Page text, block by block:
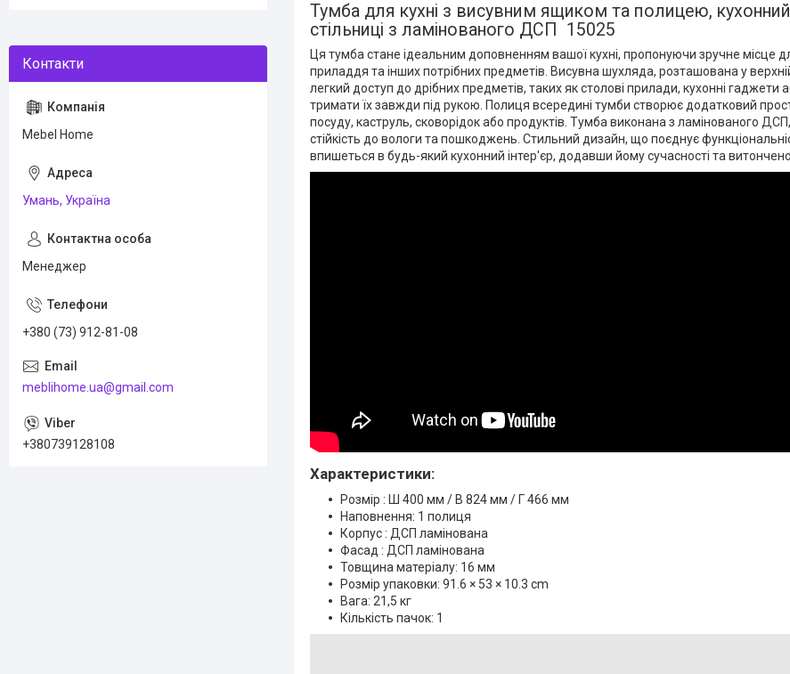
Тумба для кухні з висувним ящиком та полицею,
стільниці з ламінованого ДСП 15025
Ця тумба стане ідеальним доповненням вашої кухні, пропонуючи зручне місце
приладдя та інших потрібних предметів. Висувна шухляда, розташована у
легкий доступ до дрібних предметів, таких як столові прилади, кухонні
тримати їх завжди під рукою. Полиця всередині тумби створює додатковий
посуду, каструль, сковорідок або продуктів. Тумба виконана з ламінованого ДСП,
стійкість до вологи та пошкоджень. Стильний дизайн, що поєднує
впишеться в будь-який кухонний інтер'єр, додавши йому сучасності та
Характеристики:
Розмір : Ш 400 мм / В 824 мм / Г 466 мм
Наповнення: 1 полиця
Корпус : ДСП ламінована
Фасад : ДСП ламінована
Товщина матеріалу: 16 мм
Розмір упаковки: 91.6 × 53 × 10.3 cm
Вага: 21,5 кг
Кількість пачок: 1
Mebel Home
Умань, Україна
Менеджер
+380 (73) 912-81-08
meblihome.ua@gmail.com
+380739128108